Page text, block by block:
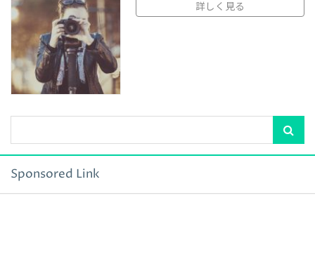
詳しく見る
Sponsored Link